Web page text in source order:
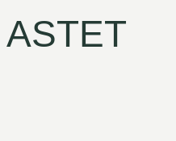
ASTET